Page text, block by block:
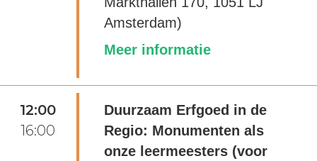
Amsterdam)
Meer informatie
12:00
16:00
Duurzaam Erfgoed in de
Regio: Monumenten als
onze leermeesters (voor